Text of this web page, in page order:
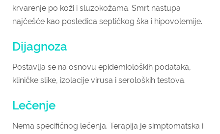
krvarenje po koži i sluzokožama. Smrt nastupa
najčešće kao posledica septičkog ška i hipovolemije.
Dijagnoza
Postavlja se na osnovu epidemioloških podataka,
kliničke slike, izolacije virusa i seroloških testova.
Lečenje
Nema specifičnog lečenja. Terapija je simptomatska i